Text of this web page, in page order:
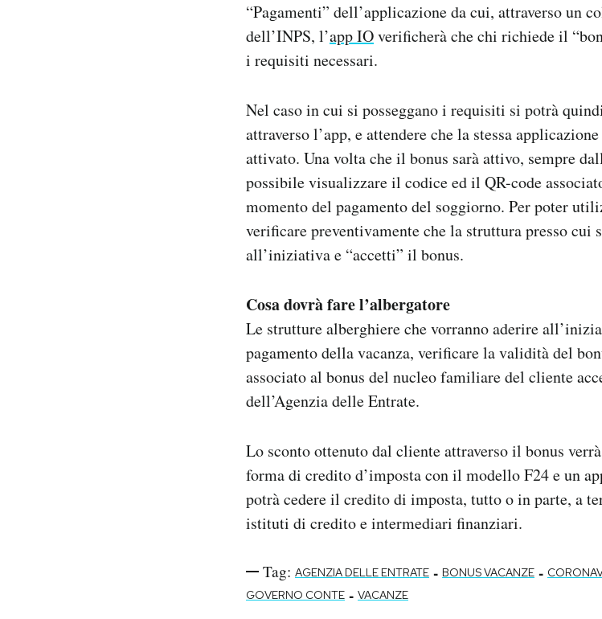
“Pagamenti” dell’applicazione da cui, attraverso un
dell’INPS, l’app IOverificherà che chi richiede il
i requisiti necessari.
Nel caso in cui si posseggano i requisiti si potrà
attraverso l’app, e attendere che la stessa
attivato. Una volta che il bonus sarà attivo, sempre
possibile visualizzare il codice ed il QR-code
momento del pagamento del soggiorno. Per poter
verificare preventivamente che la struttura presso
all’iniziativa e “accetti” il bonus.
Cosa dovrà fare l’albergatore
Le strutture alberghiere che vorranno aderire
pagamento della vacanza, verificare la validità del
associato al bonus del nucleo familiare del cliente
dell’Agenzia delle Entrate.
Lo sconto ottenuto dal cliente attraverso il bonus
forma di credito d’imposta con il modello F24 e un
potrà cedere il credito di imposta, tutto o in parte, a
istituti di credito e intermediari finanziari.
Tag: AGENZIA DELLE ENTRATE - BONUS VACANZE -
GOVERNO CONTE - VACANZE